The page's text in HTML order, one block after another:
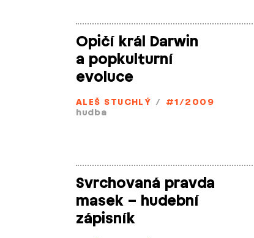
Opičí král Darwin
a popkulturní
evoluce
ALEŠ STUCHLÝ /
#1/2009
hudba
Svrchovaná pravda
masek – hudební
zápisník